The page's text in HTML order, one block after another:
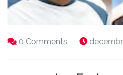
0 Comments